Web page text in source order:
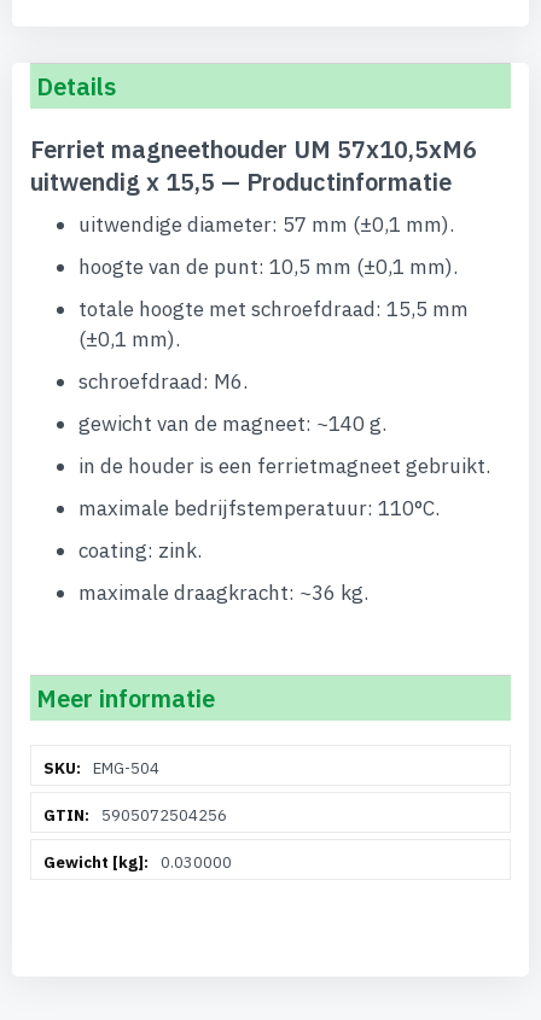
Details
Ferriet magneethouder UM 57x10,5xM6
uitwendig x 15,5 — Productinformatie
uitwendige diameter: 57 mm (±0,1 mm).
hoogte van de punt: 10,5 mm (±0,1 mm).
totale hoogte met schroefdraad: 15,5 mm
(±0,1 mm).
schroefdraad: M6.
gewicht van de magneet: ~140 g.
in de houder is een ferrietmagneet gebruikt.
maximale bedrijfstemperatuur: 110°C.
coating: zink.
maximale draagkracht: ~36 kg.
Meer informatie
informatieEMG-504
5905072504256
0.030000